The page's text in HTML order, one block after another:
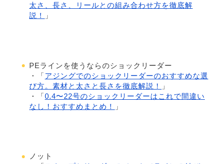
太さ、長さ、リールとの組み合わせ方を徹底解
説！
」
PEラインを使うならのショックリーダー
・「アジングでのショックリーダーのおすすめな選
び方。素材と太さと長さを徹底解説！
」
・「0.4〜22号のショックリーダーはこれで間違い
なし！おすすめまとめ！
」
ノット